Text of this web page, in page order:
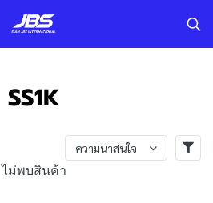
SS1K
ความน่าสนใจ
ไม่พบสินค้า